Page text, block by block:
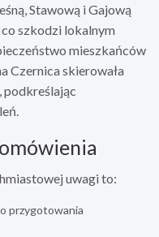
Stawową i Gajową
szkodzi lokalnym
mieszkańców
Czernica skierowała
podkreślając
uwagi to:
przygotowania